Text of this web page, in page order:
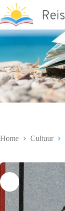
naar
de
inhoud
Home Cultuur